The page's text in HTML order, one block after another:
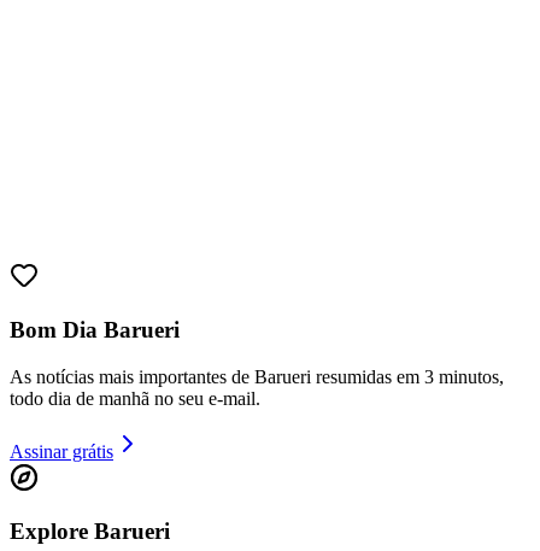
Bom Dia Barueri
As notícias mais importantes de Barueri resumidas em 3 minutos,
todo dia de manhã no seu e-mail.
Assinar grátis
Explore Barueri